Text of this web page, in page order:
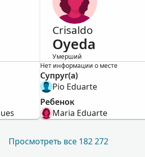
Crisaldo
Oyeda
Умерший
Женский
Нет информации о месте
Супруг(а)
Pio Eduarte
Ребенок
Maria Eduarte
Просмотреть все 182 272